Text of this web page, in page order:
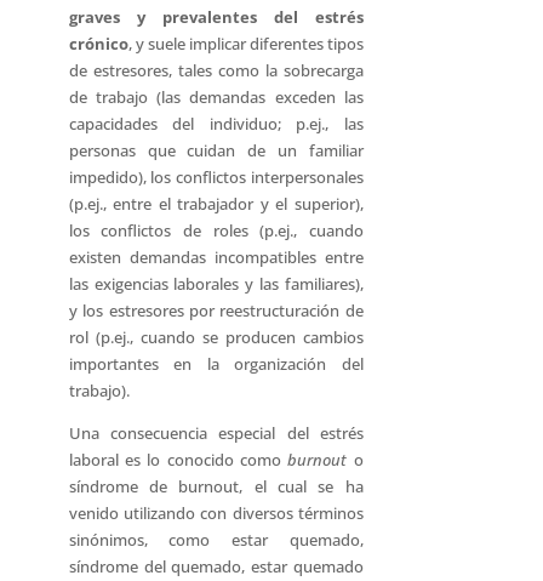
graves y prevalentes del estrés
crónico, y suele implicar diferentes tipos
de estresores, tales como la sobrecarga
de trabajo (las demandas exceden las
capacidades del individuo; p.ej., las
personas que cuidan de un familiar
impedido), los conflictos interpersonales
(p.ej., entre el trabajador y el superior),
los conflictos de roles (p.ej., cuando
existen demandas incompatibles entre
las exigencias laborales y las familiares),
y los estresores por reestructuración de
rol (p.ej., cuando se producen cambios
importantes en la organización del
trabajo).
Una consecuencia especial del estrés
laboral es lo conocido comoburnout o
síndrome de burnout, el cual se ha
venido utilizando con diversos términos
sinónimos, como estar quemado,
síndrome del quemado, estar quemado